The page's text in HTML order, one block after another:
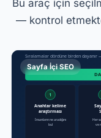
Bu araç için
— kontrol
Sayfa İçi SEO